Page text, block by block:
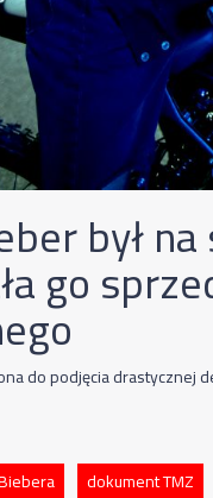
był
go
do podjęcia drastycznej
dokument TMZ